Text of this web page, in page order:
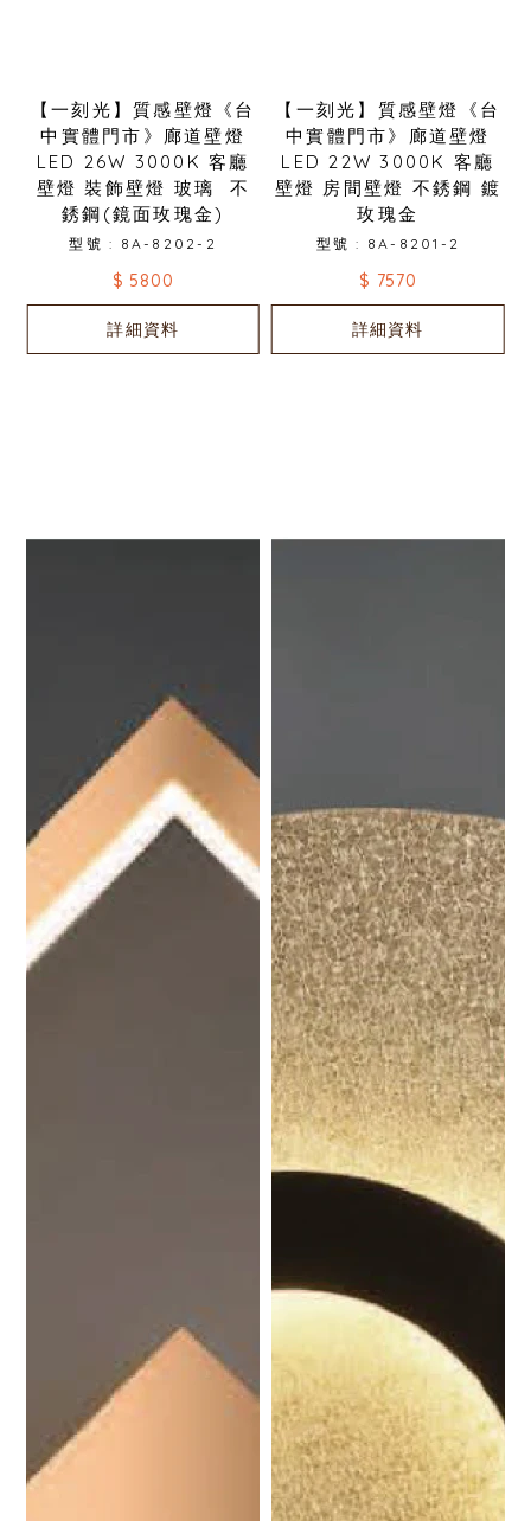
【一刻光】質感壁燈《台
中實體門市》廊道壁燈
LED 26W 3000K 客廳
壁燈 裝飾壁燈 玻璃 不
銹鋼(鏡面玫瑰金)
型號 : 8A-8202-2
$ 5800
詳細資料
【一刻光】質感壁燈《台
中實體門市》廊道壁燈
LED 22W 3000K 客廳
壁燈 房間壁燈 不銹鋼 鍍
玫瑰金
型號 : 8A-8201-2
$ 7570
詳細資料